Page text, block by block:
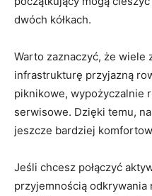
dwóch kółkach.
Warto zaznaczyć, że wiele
infrastrukturę przyjazną
piknikowe, wypożyczalnie
serwisowe.⁤ Dzięki temu,
jeszcze bardziej
Jeśli chcesz połączyć
przyjemnością